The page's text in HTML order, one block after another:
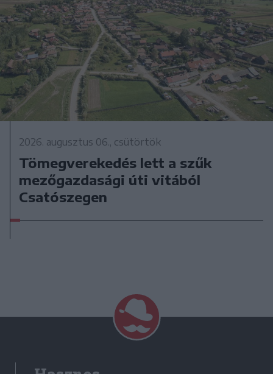
2026. augusztus 06., csütörtök
Tömegverekedés lett a szűk
mezőgazdasági úti vitából
Csatószegen